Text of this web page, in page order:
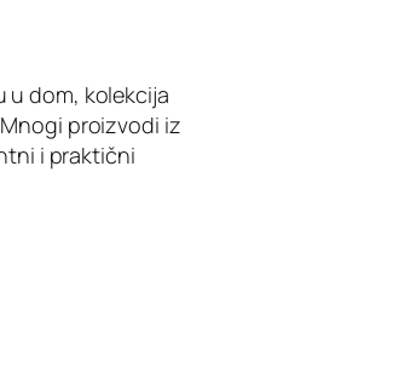
u dom, kolekcija
proizvodi iz
i praktični